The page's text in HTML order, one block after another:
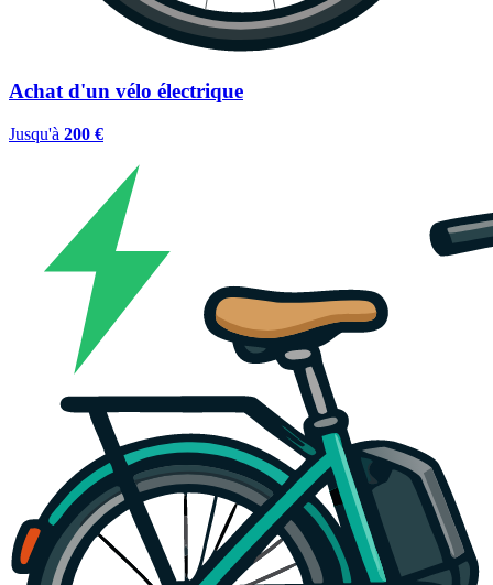
Achat d'un vélo électrique
Jusqu'à 200 €